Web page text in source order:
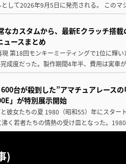
して2026年9月5日に発売される。 この
なカスタムから、最新Eクラッチ搭載
ュースまとめ
第18回モンキーミーティングで1位に輝
成度だった。製作期間4年半、費用は実車
台が殺到した”アマチュアレース
」が特別展示開始
彼女たちの夏 1980（昭和55）年にスター
く若者たちの情熱の受け皿となった。
)